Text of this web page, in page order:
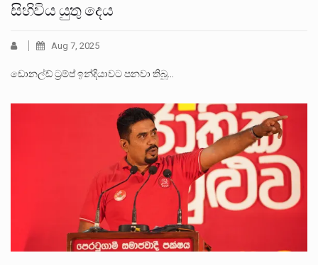
සිහිවිය යුතු දෙය
Aug 7, 2025
ඩොනල්ඩ් ට්‍රම්ප් ඉන්දියාවට පනවා තිබූ…